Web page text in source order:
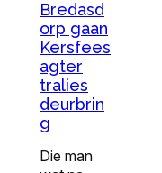
Bredasd
orp gaan
Kersfees
agter
tralies
deurbrin
g
Die man